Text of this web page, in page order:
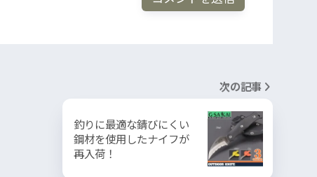
次の記事
釣りに最適な錆びにくい
鋼材を使用したナイフが
再入荷！